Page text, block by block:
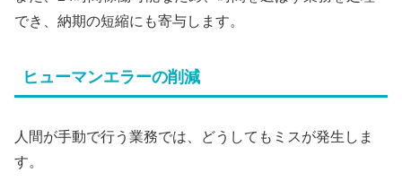
でき、納期の短縮にも寄与します。
ヒューマンエラーの削減
人間が手動で行う業務では、どうしてもミスが発生しま
す。